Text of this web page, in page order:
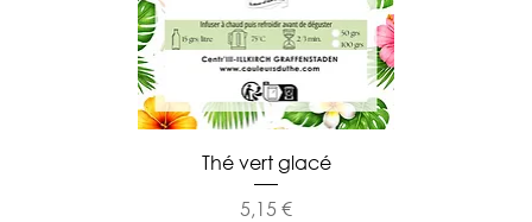
Thé vert glacé
Prix
5,15 €